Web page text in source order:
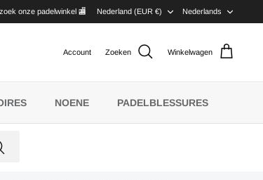
onze padelwinkel 🏬 VALUTA
Nederland (EUR €) TAAL
Nederlands
Account Zoeken Winkelwagen
NOENE PADELBLESSURES